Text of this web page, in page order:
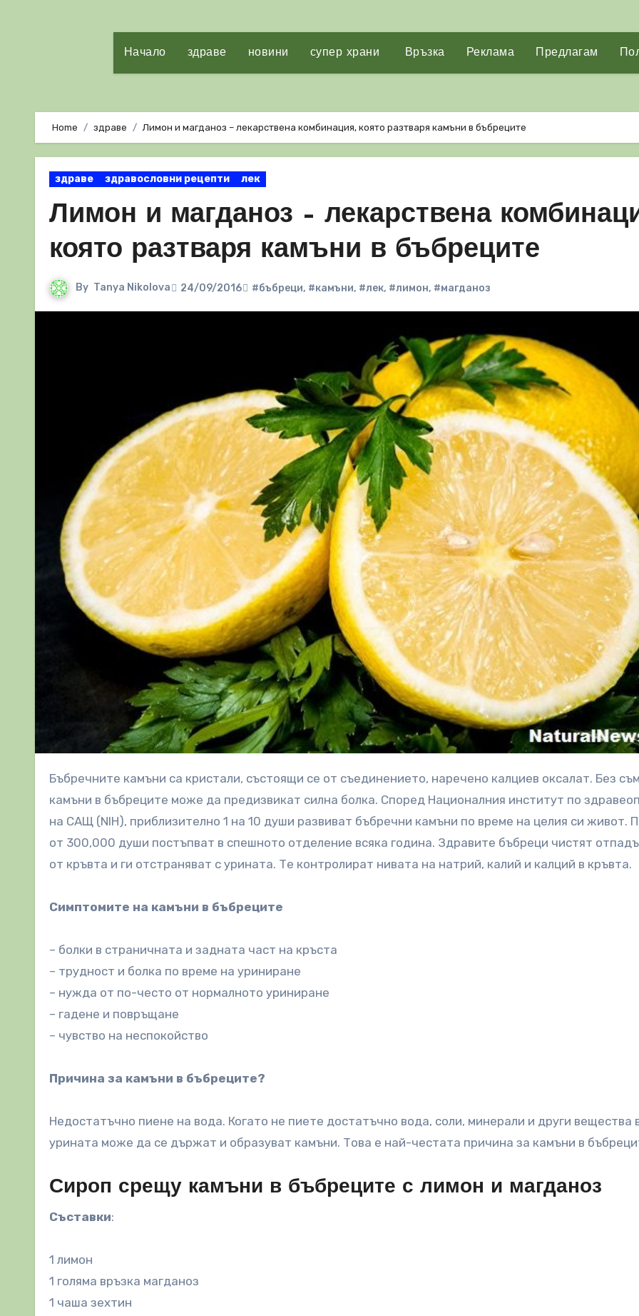
Начало здраве новини супер храни Връзка Реклама Предлагам
Home здраве Лимон и магданоз – лекарствена комбинация, която разтваря камъни в бъбреците
здраве здравословни рецепти лек
Лимон и магданоз – лекарствена
която разтваря камъни в бъбреците
By Tanya Nikolova 24/09/2016 #бъбреци, #камъни, #лек, #лимон, #магданоз
Бъбречните камъни са кристали, състоящи се от съединението, наречено калциев оксалат. Без съмнение,
камъни в бъбреците може да предизвикат силна болка. Според Националния институт по
на САЩ (NIH), приблизително 1 на 10 души развиват бъбречни камъни по време на целия си живот.
от 300,000 души постъпват в спешното отделение всяка година. Здравите бъбреци чистят
от кръвта и ги отстраняват с урината. Те контролират нивата на натрий, калий и калций в кръвта.
Симптомите на камъни в бъбреците
– болки в страничната и задната част на кръста
– трудност и болка по време на уриниране
– нужда от по-често от нормалното уриниране
– гадене и повръщане
– чувство на неспокойство
Причина за камъни в бъбреците?
Недостатъчно пиене на вода. Когато не пиете достатъчно вода, соли, минерали и други вещества
урината може да се държат и образуват камъни. Това е най-честата причина за камъни в
Сироп срещу камъни в бъбреците с лимон и магданоз
Съставки:
1 лимон
1 голяма връзка магданоз
1 чаша зехтин